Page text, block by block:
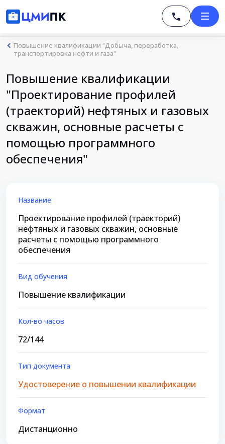
Повышение квалификации "Добыча, переработка,
транспортировка нефти и газа"
Повышение квалификации
"Проектирование профилей
(траекторий) нефтяных и газовых
скважин, основные расчеты с
помощью программного
обеспечения"
Название
Проектирование профилей (траекторий)
нефтяных и газовых скважин, основные
расчеты с помощью программного
обеспечения
Вид обучения
Повышение квалификации
Кол-во часов
72/144
Тип документа
Удостоверение о повышении квалификации
Формат
Дистанционно